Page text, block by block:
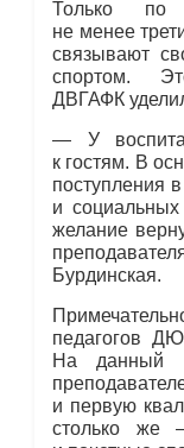
Только по
не менее
связывают
спортом.
ДВГАФК
— У
к гостям. В
поступления
и
желание
Бурдинская.
педагогов
На данный
и первую
столько же